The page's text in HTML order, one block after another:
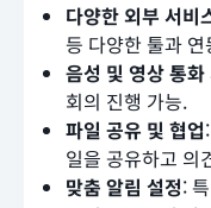
다양한 외부 서비
등 다양한 툴과
음성 및 영상 통화
회의 진행 가능.
파일 공유 및 협업
일을 공유하고 의
맞춤 알림 설정: